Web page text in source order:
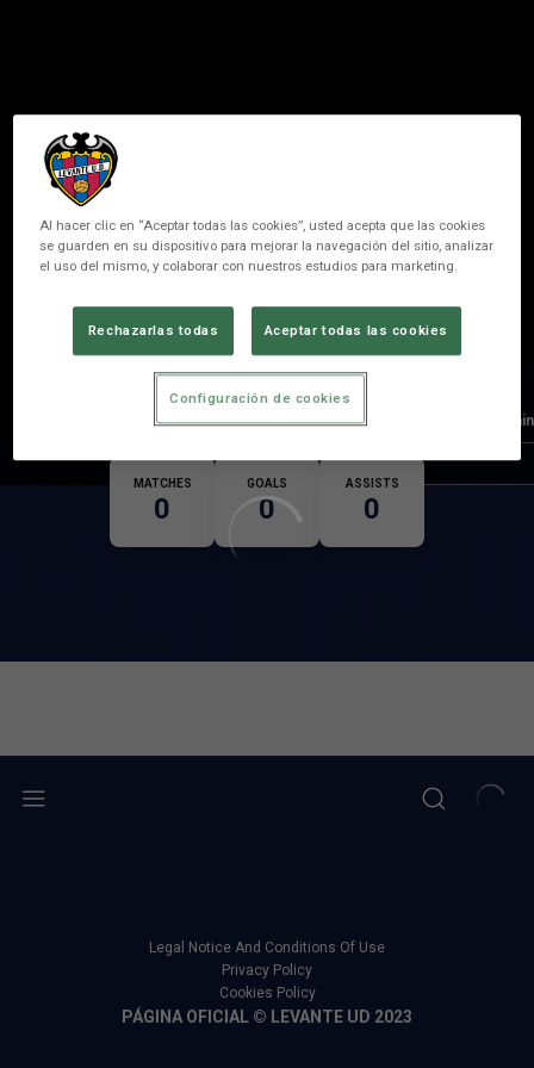
HOLME
POSITION
FORWARDER
Country Spain
Nationality
MATCHES
0
GOALS
0
ASSISTS
0
Legal Notice And Conditions Of Use
Privacy Policy
Cookies Policy
PÁGINA OFICIAL © LEVANTE UD 2023
Al hacer clic en “Aceptar todas las cookies”, usted acepta que las cookies
se guarden en su dispositivo para mejorar la navegación del sitio, analizar
el uso del mismo, y colaborar con nuestros estudios para marketing.
Rechazarlas todas Aceptar todas las cookies
Configuración de cookies